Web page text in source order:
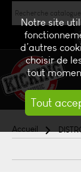
Notre site
d’autres
choisir de
tout
Tout
Accueil